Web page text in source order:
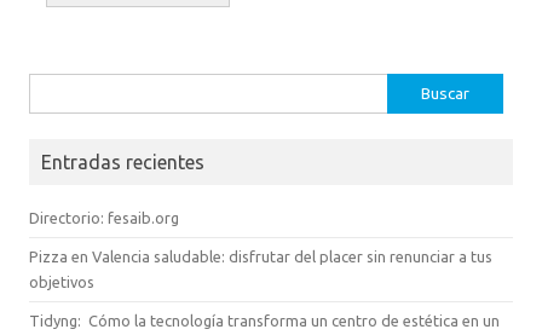
Entradas recientes
Directorio: fesaib.org
Pizza en Valencia saludable: disfrutar del placer sin renunciar a tus
objetivos
Tidyng: Cómo la tecnología transforma un centro de estética en un